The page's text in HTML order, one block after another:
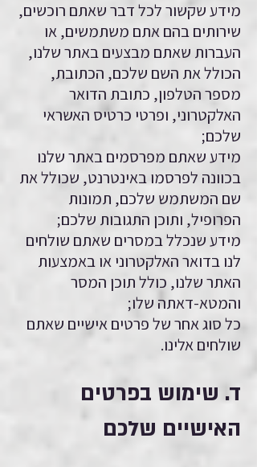
מידע שקשור לכל דבר שאתם רוכשים,
שירותים בהם אתם משתמשים, או
העברות שאתם מבצעים באתר שלנו,
הכולל את השם שלכם, הכתובת,
מספר הטלפון, כתובת הדואר
האלקטרוני, ופרטי כרטיס האשראי
שלכם;
מידע שאתם מפרסמים באתר שלנו
בכוונה לפרסמו באינטרנט, שכולל את
שם המשתמש שלכם, תמונות
הפרופיל, ותוכן התגובות שלכם;
מידע שנכלל במסרים שאתם שולחים
לנו בדואר האלקטרוני או באמצעות
האתר שלנו, כולל תוכן המסר
והמטא-דאתה שלו;
כל סוג אחר של פרטים אישיים שאתם
שולחים אלינו.
ד. שימוש בפרטים
האישיים שלכם